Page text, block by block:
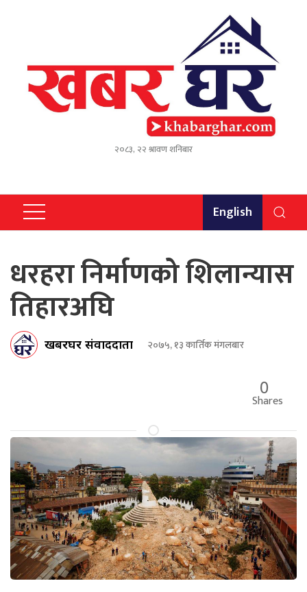
२०८३, २२ श्रावण शनिबार
English
धरहरा निर्माणको शिलान्यास
तिहारअघि
खबरघर संवाददाता २०७५, १३ कार्तिक मंगलबार
0
Shares